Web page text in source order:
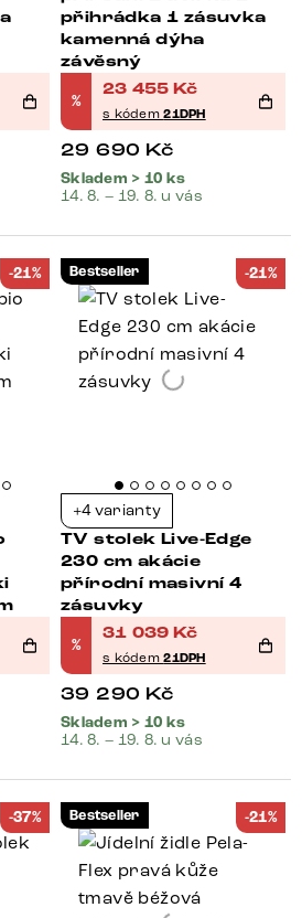
přihrádka 1 zásuvka
kamenná dýha
závěsný
%
23 455 Kč
s kódem21DPH
29 690 Kč
Skladem > 10 ks
14. 8. – 19. 8. u vás
-21% Bestseller -21%
+4 varianty
TV stolek Live-Edge
230 cm akácie
přírodní masivní 4
zásuvky
%
31 039 Kč
s kódem21DPH
39 290 Kč
Skladem > 10 ks
14. 8. – 19. 8. u vás
-37% Bestseller -21%